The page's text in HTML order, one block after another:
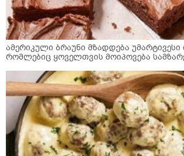
ამერიკული ბრაუნი მზადდება უმარტივესი
რომლებიც ყოველთვის მოიპოვება